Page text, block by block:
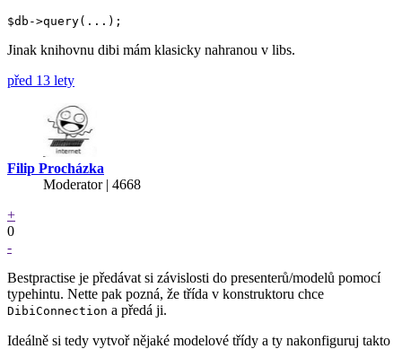
Jinak knihovnu dibi mám klasicky nahranou v libs.
před 13 lety
Filip Procházka
Moderator | 4668
+
0
-
Bestpractise je předávat si závislosti do presenterů/modelů pomocí
typehintu. Nette pak pozná, že třída v konstruktoru chce
DibiConnection a předá ji.
Ideálně si tedy vytvoř nějaké modelové třídy a ty nakonfiguruj takto